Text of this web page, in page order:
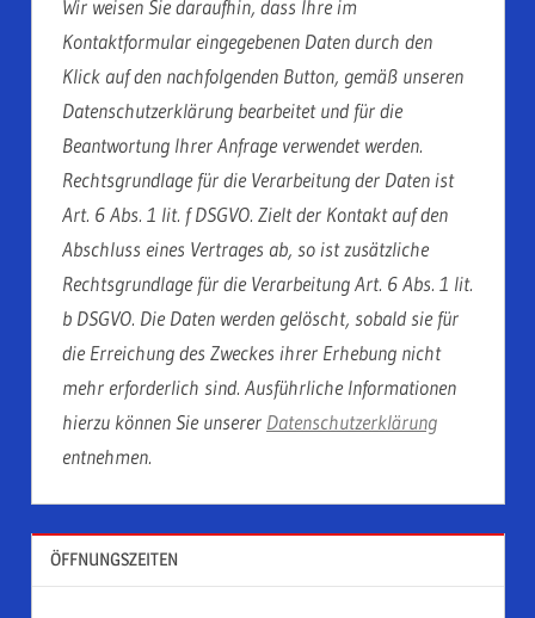
Wir weisen Sie daraufhin, dass Ihre im
Kontaktformular eingegebenen Daten durch den
Klick auf den nachfolgenden Button, gemäß unseren
Datenschutzerklärung bearbeitet und für die
Beantwortung Ihrer Anfrage verwendet werden.
Rechtsgrundlage für die Verarbeitung der Daten ist
Art. 6 Abs. 1 lit. f DSGVO. Zielt der Kontakt auf den
Abschluss eines Vertrages ab, so ist zusätzliche
Rechtsgrundlage für die Verarbeitung Art. 6 Abs. 1 lit.
b DSGVO. Die Daten werden gelöscht, sobald sie für
die Erreichung des Zweckes ihrer Erhebung nicht
mehr erforderlich sind. Ausführliche Informationen
hierzu können Sie unserer Datenschutzerklärung
entnehmen.
ÖFFNUNGSZEITEN